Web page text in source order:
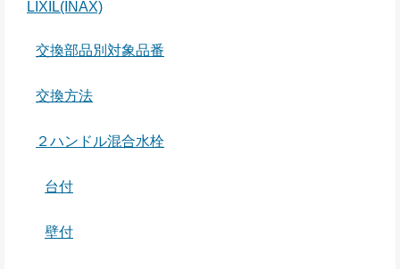
LIXIL(INAX)
交換部品別対象品番
交換方法
２ハンドル混合水栓
台付
壁付